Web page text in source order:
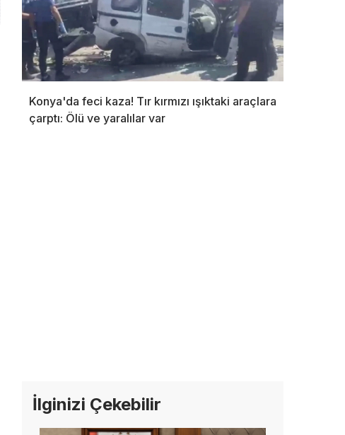
Konya'da feci kaza! Tır kırmızı ışıktaki araçlara
çarptı: Ölü ve yaralılar var
İlginizi Çekebilir